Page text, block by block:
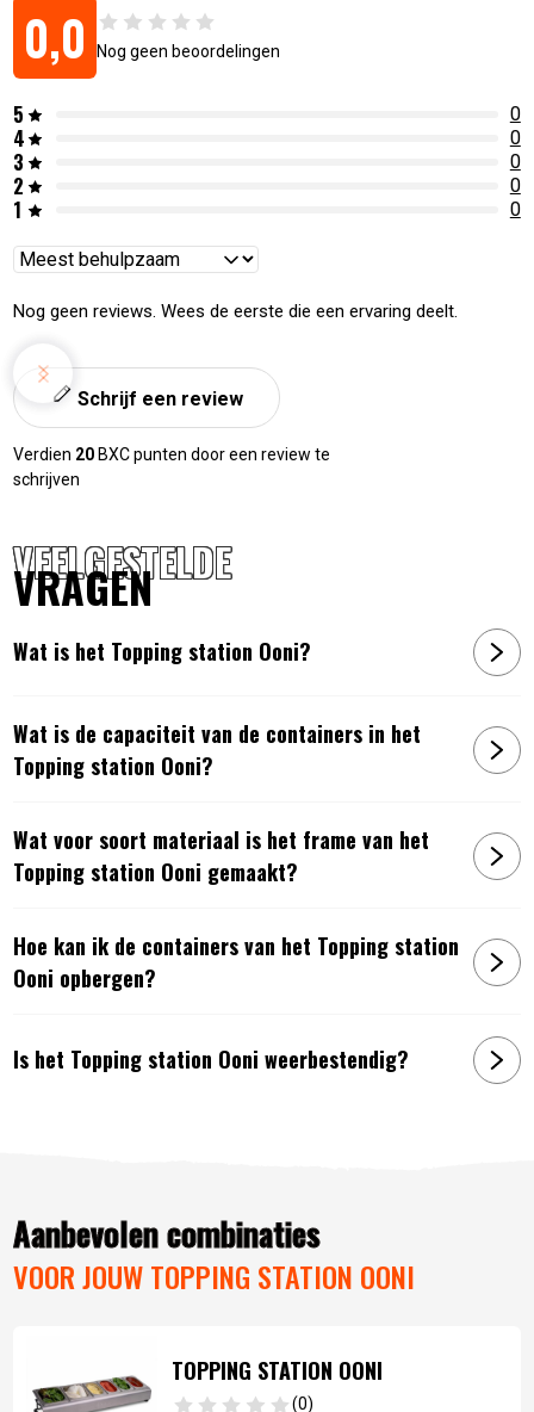
0,0 Nog geen beoordelingen
5 0
4 0
3 0
2 0
1 0
Reviews
Nog geen reviews. Wees de eerste die een ervaring deelt.
Schrijf een review
Verdien 20 BXC punten door een review te
schrijven
VEELGESTELDE
VRAGEN
Wat is het Topping station Ooni?
Wat is de capaciteit van de containers in het
Topping station Ooni?
Wat voor soort materiaal is het frame van het
Topping station Ooni gemaakt?
Hoe kan ik de containers van het Topping station
Ooni opbergen?
Is het Topping station Ooni weerbestendig?
Aanbevolen combinaties
VOOR JOUW TOPPING STATION OONI
TOPPING STATION OONI
(0)